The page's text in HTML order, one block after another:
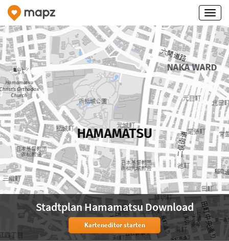
Stadtplan Hamamatsu Download
Karteneditor starten